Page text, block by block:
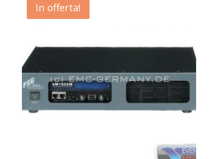
In offerta!